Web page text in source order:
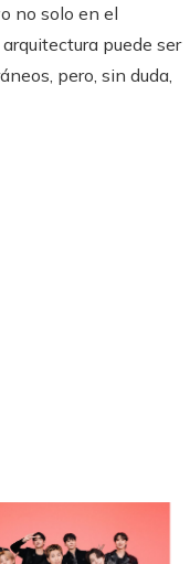
no solo en el
puede ser
pero, sin duda,